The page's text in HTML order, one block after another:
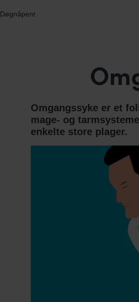
Døgnåpent
Omgangssyke er et
mage- og
enkelte store plager.